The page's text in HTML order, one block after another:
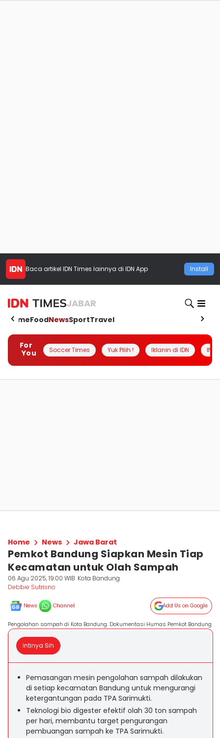
Baca artikel IDN Times lainnya di IDN App Install
JABAR
HomeFoodNewsSportTravel
For
You
Soccer Times Yuk Pilih ! Iklanin di IDN
Home News Jawa Barat
Pemkot Bandung Siapkan Mesin Tiap
Kecamatan untuk Olah Sampah
06 Agu 2025, 19:00 WIB Kota Bandung
Debbie Sutrisno
News Channel Add Us on Google
Pengolahan sampah di Kota Bandung. Dokumentasi Humas Pemkot Bandung
Intinya Sih
Pemasangan mesin pengolahan sampah dilakukan
di setiap kecamatan Bandung untuk mengurangi
ketergantungan pada TPA Sarimukti.
Teknologi bio digester efektif olah 30 ton sampah
per hari, membantu target pengurangan
pembuangan sampah ke TPA Sarimukti.